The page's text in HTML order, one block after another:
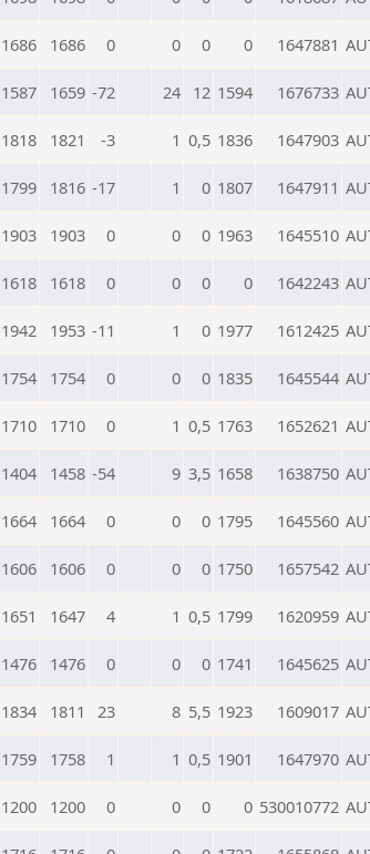
1686 1686 0 0 0 0 1647881
1587 1659 -72 24 12 1594 1676733
1818 1821 -3 1 0,5 1836 1647903
1799 1816 -17 1 0 1807 1647911
1903 1903 0 0 0 1963 1645510
1618 1618 0 0 0 0 1642243
1942 1953 -11 1 0 1977 1612425
1754 1754 0 0 0 1835 1645544
1710 1710 0 1 0,5 1763 1652621
1404 1458 -54 9 3,5 1658 1638750
1664 1664 0 0 0 1795 1645560
1606 1606 0 0 0 1750 1657542
1651 1647 4 1 0,5 1799 1620959
1476 1476 0 0 0 1741 1645625
1834 1811 23 8 5,5 1923 1609017
1759 1758 1 1 0,5 1901 1647970
1200 1200 0 0 0 0 530010772